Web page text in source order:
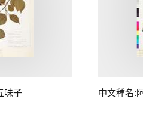
味子 中文種名: